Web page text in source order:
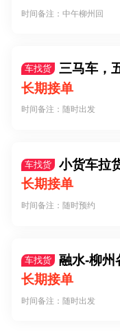
时间备注：中午柳州回
车找货
三马车，
叫随到，价格公
长期接单
时间备注：随时出发
车找货
小货车拉
可以-拉货搬家收
长期接单
时间备注：随时预约
车找货
融水-柳州
长期接单
时间备注：随时出发